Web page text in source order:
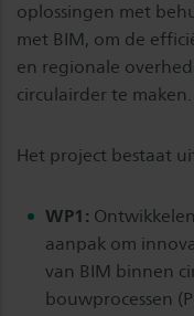
oplossingen met
met BIM, om de
en regionale
circulairder te maken.
Het project bestaat
WP1:
aanpak om
van BIM binnen
bouwprocessen